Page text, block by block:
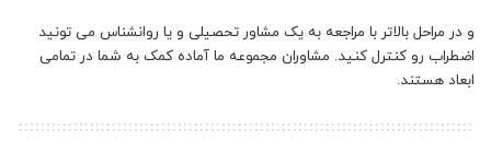
و در مراحل بالاتر با مراجعه به یک مشاور تحصیلی و یا روانشناس می تونید
اضطراب رو کنترل کنید. مشاوران مجموعه ما آماده کمک به شما در تمامی
ابعاد هستند.